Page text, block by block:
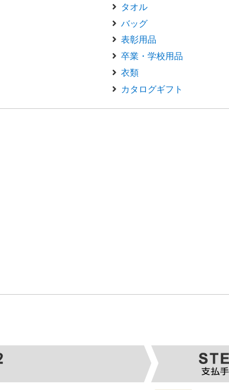
タオル
バッグ
表彰用品
卒業・学校用品
衣類
カタログギフト